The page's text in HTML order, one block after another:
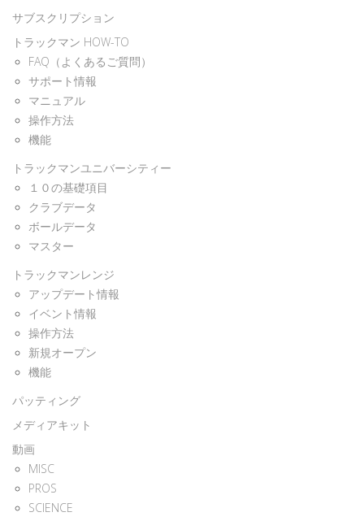
サブスクリプション
トラックマン HOW-TO
FAQ（よくあるご質問）
サポート情報
マニュアル
操作方法
機能
トラックマンユニバーシティー
１０の基礎項目
クラブデータ
ボールデータ
マスター
トラックマンレンジ
アップデート情報
イベント情報
操作方法
新規オープン
機能
パッティング
メディアキット
動画
MISC
PROS
SCIENCE